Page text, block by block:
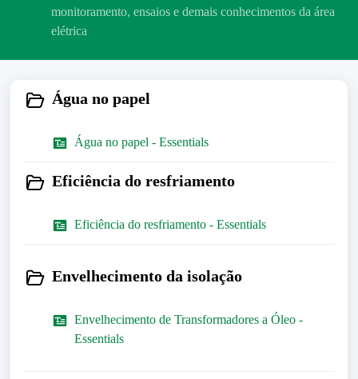
monitoramento, ensaios e demais conhecimentos da área
elétrica
Água no papel
Água no papel - Essentials
Eficiência do resfriamento
Eficiência do resfriamento - Essentials
Envelhecimento da isolação
Envelhecimento de Transformadores a Óleo -
Essentials